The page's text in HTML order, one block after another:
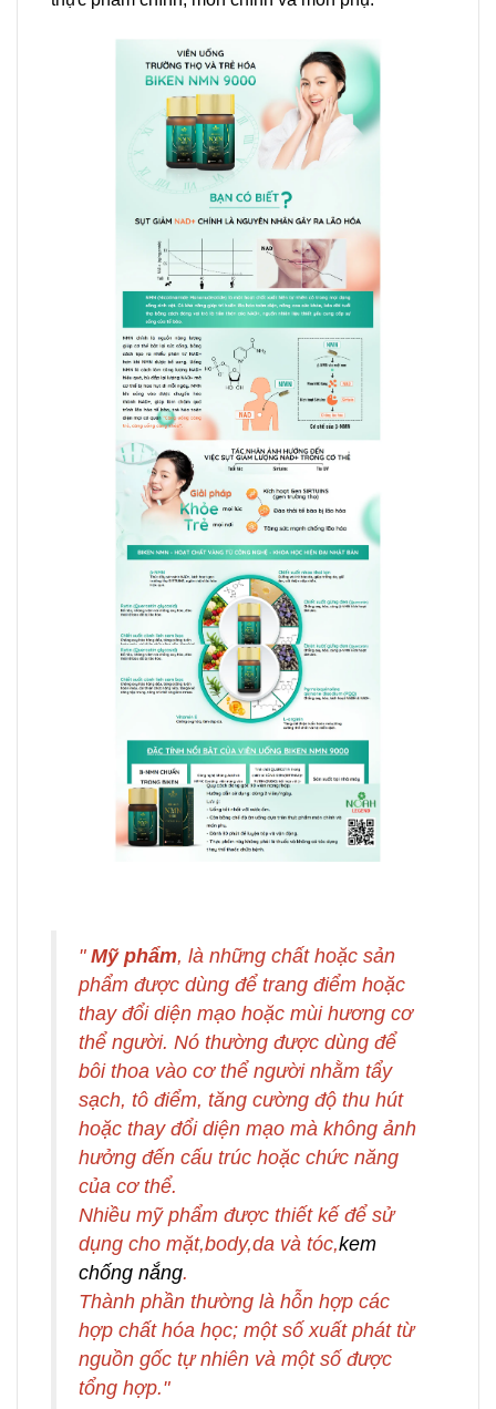
" Mỹ phẩm, là những chất hoặc sản
phẩm được dùng để trang điểm hoặc
thay đổi diện mạo hoặc mùi hương cơ
thể người. Nó thường được dùng để
bôi thoa vào cơ thể người nhằm tẩy
sạch, tô điểm, tăng cường độ thu hút
hoặc thay đổi diện mạo mà không ảnh
hưởng đến cấu trúc hoặc chức năng
của cơ thể.
Nhiều mỹ phẩm được thiết kế để sử
dụng cho mặt,body,da và tóc,kem
chống nắng.
Thành phần thường là hỗn hợp các
hợp chất hóa học; một số xuất phát từ
nguồn gốc tự nhiên và một số được
tổng hợp."